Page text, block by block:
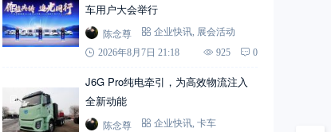
车用户大会举行
陈念尊 企业快讯
展会活动
2026年8月7日 21:18
925 0
J6G Pro纯电牵引，为高效物流注入
全新动能
陈念尊 企业快讯 卡车